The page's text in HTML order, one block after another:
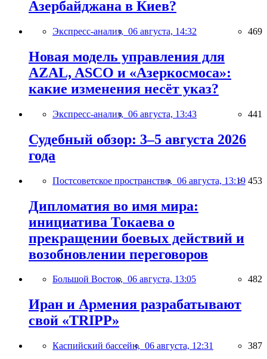
Азербайджана в Киев?
Экспресс-анализ, 06 августа, 14:32 469
Новая модель управления для
AZAL, ASCO и «Азеркосмоса»:
какие изменения несёт указ?
Экспресс-анализ, 06 августа, 13:43 441
Судебный обзор: 3–5 августа 2026
года
Постсоветское пространство, 06 августа, 13:19 453
Дипломатия во имя мира:
инициатива Токаева о
прекращении боевых действий и
возобновлении переговоров
Большой Восток, 06 августа, 13:05 482
Иран и Армения разрабатывают
свой «TRIPP»
Каспийский бассейн, 06 августа, 12:31 387